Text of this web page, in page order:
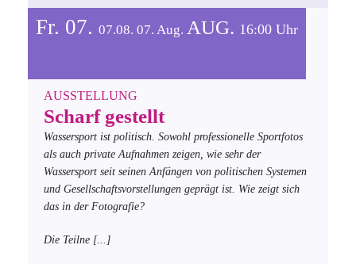
Fr. 07. 07.08. 07. Aug. AUG. 16:00 Uhr
AUSSTELLUNG
Scharf gestellt
Wassersport ist politisch. Sowohl professionelle Sportfotos
als auch private Aufnahmen zeigen, wie sehr der
Wassersport seit seinen Anfängen von politischen Systemen
und Gesellschaftsvorstellungen geprägt ist. Wie zeigt sich
das in der Fotografie?
Die Teilne [...]